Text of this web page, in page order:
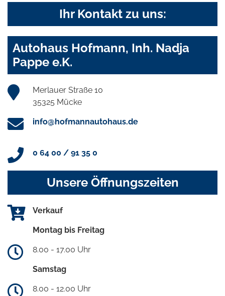
Ihr Kontakt zu uns:
Autohaus Hofmann, Inh. Nadja
Pappe e.K.
Merlauer Straße 10
35325 Mücke
info@hofmannautohaus.de
0 64 00 / 91 35 0
Unsere Öffnungszeiten
Verkauf
Montag bis Freitag
8.00 - 17.00 Uhr
Samstag
8.00 - 12.00 Uhr